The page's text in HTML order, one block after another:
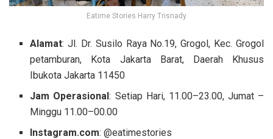
Eatime Stories Harry Trisnady
Alamat: Jl. Dr. Susilo Raya No.19, Grogol, Kec. Grogol
petamburan, Kota Jakarta Barat, Daerah Khusus
Ibukota Jakarta 11450
Jam Operasional: Setiap Hari, 11.00–23.00, Jumat –
Minggu 11.00–00.00
Instagram.com: @eatimestories